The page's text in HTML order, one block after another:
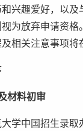
兴趣爱好，以
为放弃申请资格
相关注意事项将
材料初审
中国招生录取